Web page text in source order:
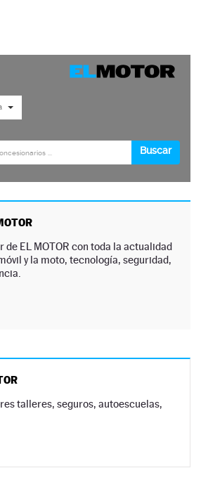
de EL MOTOR con toda la actualidad
y la moto, tecnología, seguridad,
talleres, seguros, autoescuelas,